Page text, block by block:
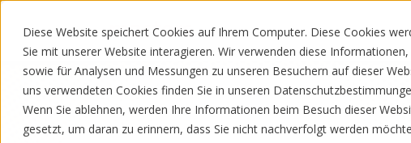
Diese Website speichert Cookies auf Ihrem Computer. Diese Cookies
Sie mit unserer Website interagieren. Wir verwenden diese
sowie für Analysen und Messungen zu unseren Besuchern auf dieser
uns verwendeten Cookies finden Sie in unseren
Wenn Sie ablehnen, werden Ihre Informationen beim Besuch dieser
gesetzt, um daran zu erinnern, dass Sie nicht nachverfolgt werden
Sie suchen